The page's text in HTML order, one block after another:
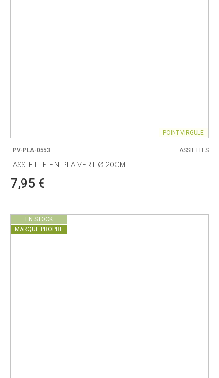
POINT-VIRGULE
PV-PLA-0553 ASSIETTES
ASSIETTE EN PLA VERT Ø 20CM
7,95 €
EN STOCK
MARQUE PROPRE